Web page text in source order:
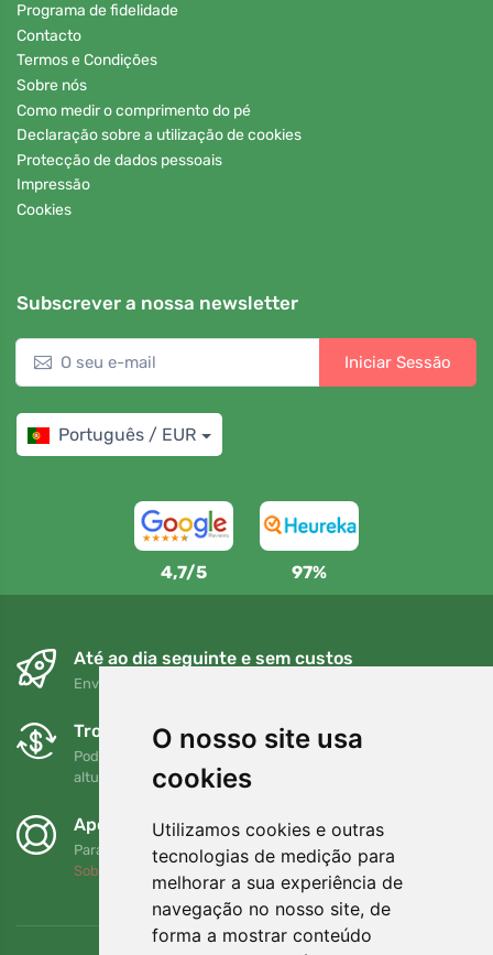
O nosso site usa
cookies
Utilizamos cookies e outras
tecnologias de medição para
melhorar a sua experiência de
navegação no nosso site, de
forma a mostrar conteúdo
Programa de fidelidade
Contacto
Termos e Condições
Sobre nós
Como medir o comprimento do pé
Declaração sobre a utilização de cookies
Protecção de dados pessoais
Impressão
Cookies
Subscrever a nossa newsletter
Iniciar Sessão
Português / EUR
4,7/5 97%
Até ao dia seguinte e sem custos
Envio gratuito para encomendas superiores a 80 EUR
Trocas e devoluções gratuitas
Pode devolver ou trocar a sua encomenda em qualquer
altura no prazo de 90 dias
Apoiamos a Trees.org
Para cada encomenda plantamos uma árvore! Leia mais
Sobre nós